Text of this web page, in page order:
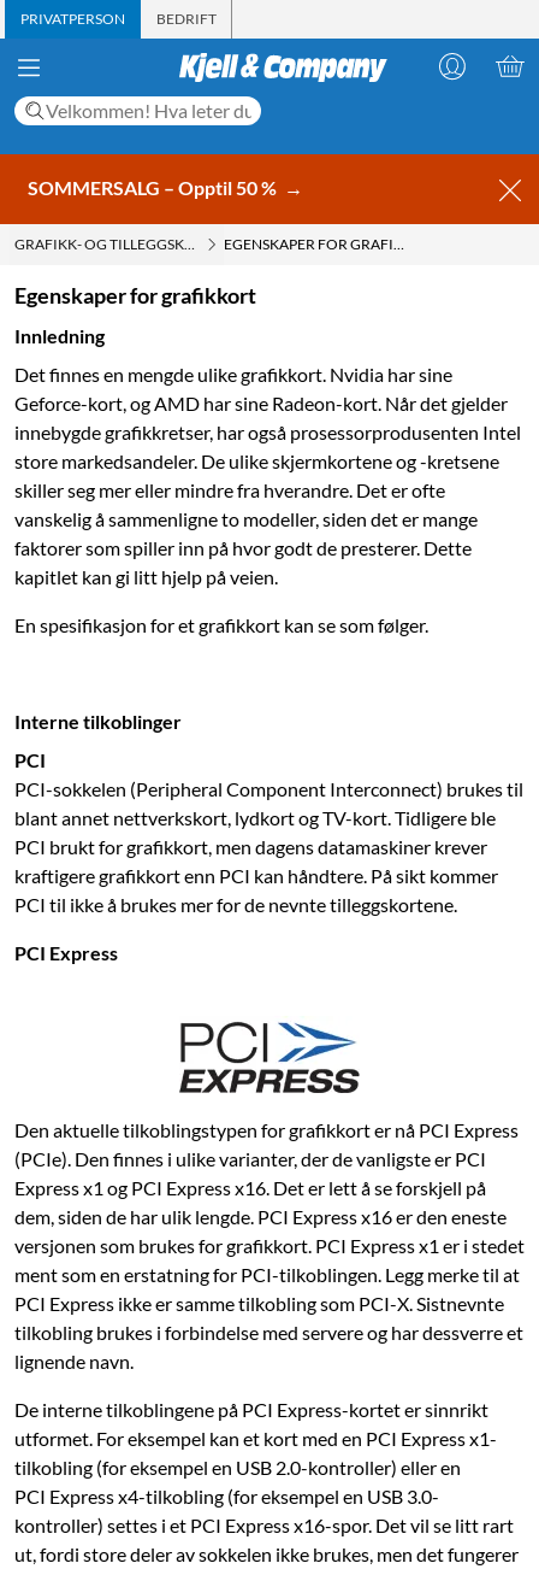
PRIVATPERSON BEDRIFT
SOMMERSALG – Opptil 50 % →
GRAFIKK- OG TILLEGGSKORT EGENSKAPER FOR GRAFIKKORT
Egenskaper for grafikkort
Innledning
Det finnes en mengde ulike grafikkort. Nvidia har sine
Geforce-kort, og AMD har sine ­Radeon-kort. Når det gjelder
innebygde grafikkretser, har også prosessorprodusenten ­Intel
store markedsandeler. De ulike skjermkortene og -kretsene
skiller seg mer eller ­mindre fra hverandre. Det er ofte
vanskelig å sammenligne to modeller, siden det er mange
faktorer som spiller inn på hvor godt de presterer. Dette
kapitlet kan gi litt hjelp på veien.
En spesifikasjon for et grafikkort kan se som følger.
Interne tilkoblinger
PCI
PCI-sokkelen (Peripheral Component Interconnect) brukes til
blant annet nettverkskort, lydkort og TV-kort. Tidligere ble
PCI brukt for grafikkort, men dagens datamaskiner krever
kraftigere grafikkort enn PCI kan håndtere. På sikt kommer
PCI til ikke å brukes mer for de nevnte tilleggskortene.
PCI Express
Den aktuelle tilkoblingstypen for grafikkort er nå PCI Express
(PCIe). Den finnes i ulike varianter, der de vanligste er PCI
Express x1 og PCI Express x16. Det er lett å se forskjell på
dem, siden de har ulik lengde. PCI Express x16 er den eneste
versjonen som brukes for grafikkort. PCI Express x1 er i stedet
ment som en erstatning for PCI-tilkoblingen. Legg merke til at
PCI Express ikke er samme tilkobling som PCI-X. Sistnevnte
tilkobling brukes i forbindelse med servere og har dessverre et
lignende navn.
De interne tilkoblingene på PCI Express-kortet er sinnrikt
utformet. For eksempel kan et kort med en PCI Express x1-
tilkobling (for eksempel en USB 2.0-kontroller) eller en
PCI Express x4-tilkobling (for eksempel en USB 3.0-
kontroller) settes i et PCI Express x16-spor. Det vil se litt rart
ut, fordi store deler av sokkelen ikke brukes, men det fungerer